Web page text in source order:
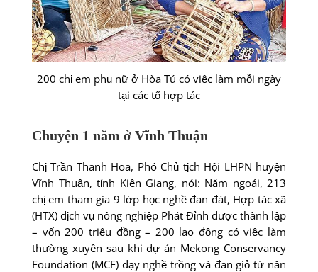
200 chị em phụ nữ ở Hòa Tú có việc làm mỗi ngày
tại các tổ hợp tác
Chuyện 1 năm ở Vĩnh Thuận
Chị Trần Thanh Hoa, Phó Chủ tịch Hội LHPN huyện
Vĩnh Thuận, tỉnh Kiên Giang, nói: Năm ngoái, 213
chị em tham gia 9 lớp học nghề đan đát, Hợp tác xã
(HTX) dịch vụ nông nghiệp Phát Ðỉnh được thành lập
– vốn 200 triệu đồng – 200 lao động có việc làm
thường xuyên sau khi dự án Mekong Conservancy
Foundation (MCF) dạy nghề trồng và đan giỏ từ năn